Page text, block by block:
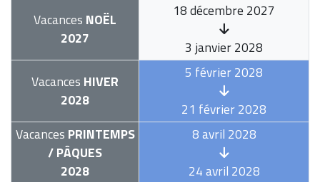
Vacances NOËL
2027
18 décembre 2027
3 janvier 2028
Vacances HIVER
2028
5 février 2028
21 février 2028
Vacances PRINTEMPS
/ PÂQUES
2028
8 avril 2028
24 avril 2028